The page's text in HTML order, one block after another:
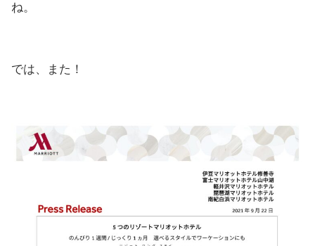
ね。
では、また！